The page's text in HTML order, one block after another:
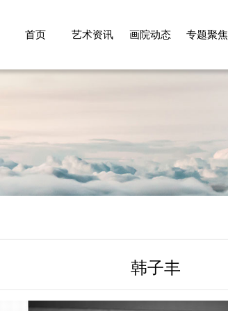
首页 艺术资讯 画院动态 专题聚焦
韩子丰